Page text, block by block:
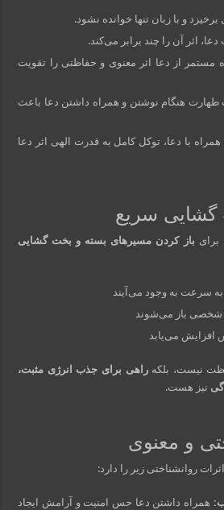
برخیزد و با زبان تنها خوانده نشود.
دعا، اثر آن را چند برابر می‌کند.
مستمر از دعا اثر معنوی و حفاظتی را تقویت
طهارت هنگام نوشتن و همراه داشتن دعا باعث
همراه با دعا، توکل کامل به قدرت الهی اثر دعا
گشایی سریع
برای باز کردن مسیرهای بسته و بخت گشایی
سرعت به وجود می‌آیند
شخصی باز می‌شوند
افزایش می‌یابد
نیست، بلکهراهی برای جذب انرژی مثبت،
نیز هست.
و معنوی
روانشناختی زیر را دارد:
همراه داشتن دعا حس امنیت و آرامش ایجاد